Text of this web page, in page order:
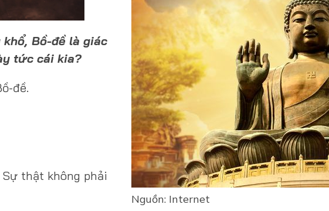
Bồ-đề là giác
tức cái kia?
đề.
thật không phải
Nguồn: Internet